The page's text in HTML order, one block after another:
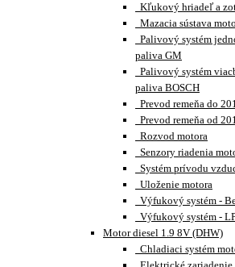
Kľukový hriadeľ a
Mazacia sústava
Palivový systém
paliva GM
Palivový systém
paliva BOSCH
Prevod remeňa do
Prevod remeňa od
Rozvod motora
Senzory riadenia
Systém prívodu
Uloženie motora
Výfukový systém -
Výfukový systém -
Motor diesel 1.9 8V (DHW)
Chladiaci systém